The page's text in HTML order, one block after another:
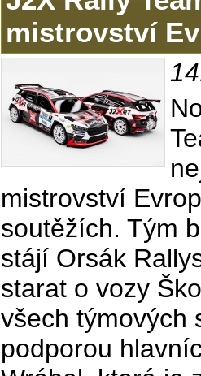
mistrovství
mistrovství
soutěžích. Tým
stájí Orsák
starat o vozy
všech týmových
podporou